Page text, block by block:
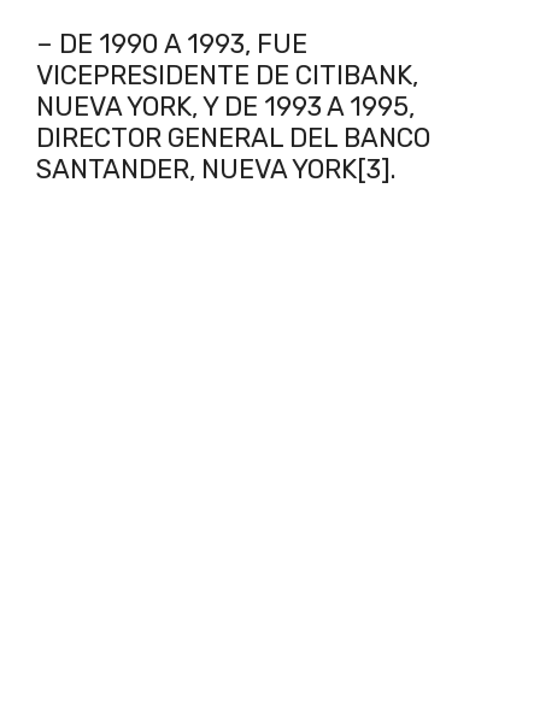
– DE 1990 A 1993, FUE
VICEPRESIDENTE DE CITIBANK,
NUEVA YORK, Y DE 1993 A 1995,
DIRECTOR GENERAL DEL BANCO
SANTANDER, NUEVA YORK[3].